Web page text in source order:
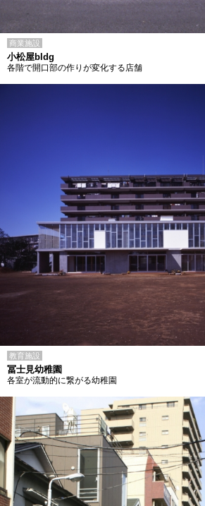
商業施設
小松屋bldg
各階で開口部の作りが変化する店舗
教育施設
冨士見幼稚園
各室が流動的に繋がる幼稚園